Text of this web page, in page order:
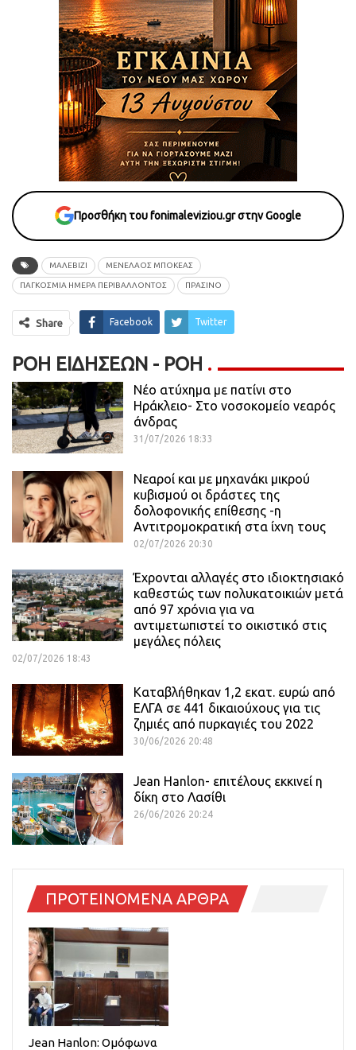
Προσθήκη του fonimaleviziou.gr στην Google
ΜΑΛΕΒΙΖΙ ΜΕΝΕΛΑΟΣ ΜΠΟΚΕΑΣ
ΠΑΓΚΟΣΜΙΑ ΗΜΕΡΑ ΠΕΡΙΒΑΛΛΟΝΤΟΣ ΠΡΑΣΙΝΟ
Share Facebook Twitter
ΡΟΉ ΕΙΔΉΣΕΩΝ - ΡΟΗ
Νέο ατύχημα με πατίνι στο
Ηράκλειο- Στο νοσοκομείο νεαρός
άνδρας
31/07/2026 18:33
Νεαροί και με μηχανάκι μικρού
κυβισμού οι δράστες της
δολοφονικής επίθεσης -η
Αντιτρομοκρατική στα ίχνη τους
02/07/2026 20:30
Έχρονται αλλαγές στο ιδιοκτησιακό
καθεστώς των πολυκατοικιών μετά
από 97 χρόνια για να
αντιμετωπιστεί το οικιστικό στις
μεγάλες πόλεις
02/07/2026 18:43
Καταβλήθηκαν 1,2 εκατ. ευρώ από
ΕΛΓΑ σε 441 δικαιούχους για τις
ζημιές από πυρκαγιές του 2022
30/06/2026 20:48
Jean Hanlon- επιτέλους εκκινεί η
δίκη στο Λασίθι
26/06/2026 20:24
ΠΡΟΤΕΙΝΟΜΕΝΑ ΑΡΘΡΑ
Jean Hanlon: Ομόφωνα